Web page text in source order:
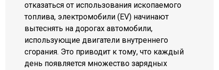
отказаться от использования ископаемого
топлива, электромобили (EV) начинают
вытеснять на дорогах автомобили,
использующие двигатели внутреннего
сгорания. Это приводит к тому, что каждый
день появляется множество зарядных